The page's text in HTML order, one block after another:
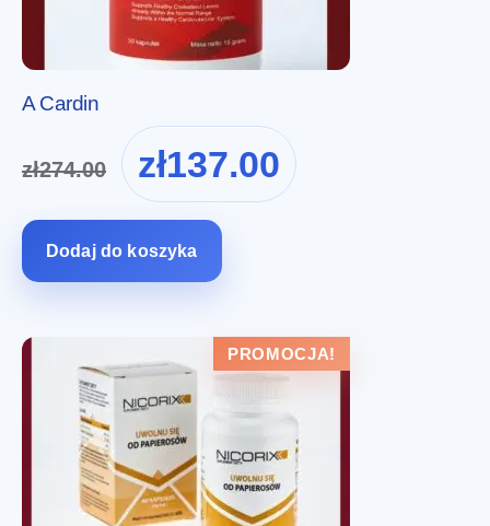
A Cardin
zł274.00
Pierwotna
cena
wynosiła:
zł137.00
cena
Dodaj do koszyka
PROMOCJA!